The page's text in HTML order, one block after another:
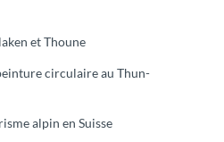
et Thoune
circulaire au Thun-
alpin en Suisse